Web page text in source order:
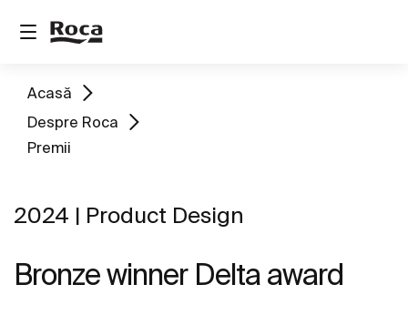
Acasă
Despre Roca
Premii
2024 | Product Design
Bronze winner Delta award